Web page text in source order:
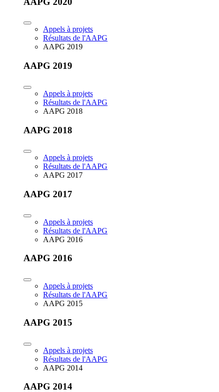
Appels à projets
Résultats de l'AAPG
AAPG 2019
AAPG 2019
Appels à projets
Résultats de l'AAPG
AAPG 2018
AAPG 2018
Appels à projets
Résultats de l'AAPG
AAPG 2017
AAPG 2017
Appels à projets
Résultats de l'AAPG
AAPG 2016
AAPG 2016
Appels à projets
Résultats de l'AAPG
AAPG 2015
AAPG 2015
Appels à projets
Résultats de l'AAPG
AAPG 2014
AAPG 2014